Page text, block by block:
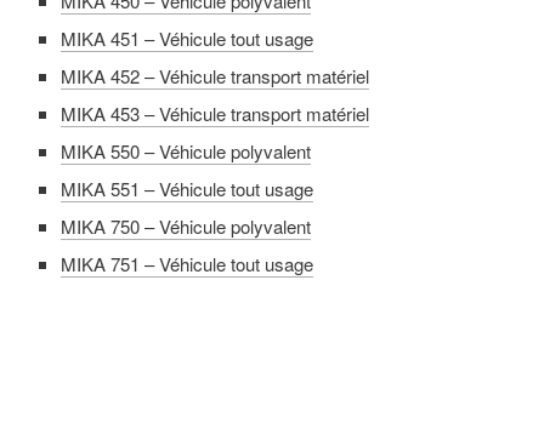
MIKA 451 – Véhicule tout usage
MIKA 452 – Véhicule transport matériel
MIKA 453 – Véhicule transport matériel
MIKA 550 – Véhicule polyvalent
MIKA 551 – Véhicule tout usage
MIKA 750 – Véhicule polyvalent
MIKA 751 – Véhicule tout usage